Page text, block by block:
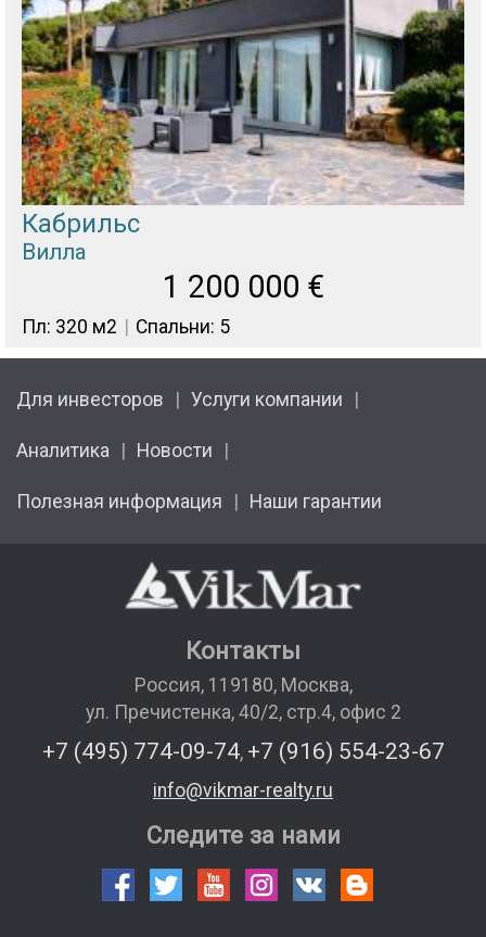
Кабрильс
Вилла
1 200 000 €
Пл: 320 м2 Спальни: 5
Для инвесторов Услуги компании
Аналитика Новости
Полезная информация Наши гарантии
Контакты
Россия, 119180, Москва,
ул. Пречистенка, 40/2, стр.4, офис 2
+7 (495) 774-09-74, +7 (916) 554-23-67
info@vikmar-realty.ru
Следите за нами